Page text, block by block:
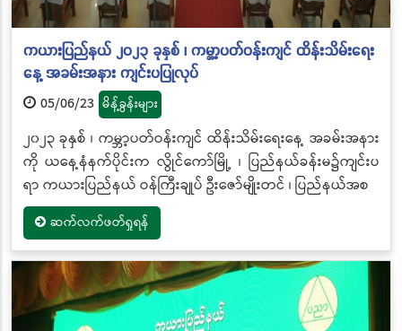
ကယားပြည်နယ် ၂၀၂၃ ခုနှစ် ၊ ကမ္ဘာ့ပတ်ဝန်းကျင် ထိန်းသိမ်းရေး
နေ့ အခမ်းအနား ကျင်းပပြုလုပ်
05/06/23 မိန့်ခွန်းများ
၂၀၂၃ ခုနှစ် ၊ ကမ္ဘာ့ပတ်ဝန်းကျင် ထိန်းသိမ်းရေးနေ့ အခမ်းအနား
ကို ယနေ့နံနက်ပိုင်းက လွိုင်ကော်မြို့ ၊ ပြည်နယ်ခန်းမ၌ကျင်းပ
ရာ ကယားပြည်နယ် ဝန်ကြီးချုပ် ဦးဇော်မျိုးတင် ၊ ပြည်နယ်အစ
ဆက်လက်ဖတ်ရှုရန်